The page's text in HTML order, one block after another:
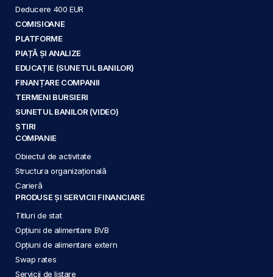
Deducere 400 EUR
COMISIOANE
PLATFORME
PIAȚĂ ȘI ANALIZE
EDUCAȚIE (SUNETUL BANILOR)
FINANȚARE COMPANII
TERMENI BURSIERI
SUNETUL BANILOR (VIDEO)
ȘTIRI
COMPANIE
Obiectul de activitate
Structura organizațională
Carieră
PRODUSE ȘI SERVICII FINANCIARE
Titluri de stat
Opțiuni de alimentare BVB
Opțiuni de alimentare extern
Swap rates
Servicii de listare